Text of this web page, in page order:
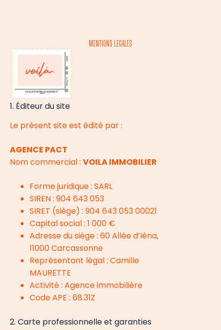
MENTIONS LEGALES
1. Éditeur du site
Le présent site est édité par :
AGENCE PACT
Nom commercial : VOILA IMMOBILIER
Forme juridique : SARL
SIREN : 904 643 053
SIRET (siège) : 904 643 053 00021
Capital social : 1 000 €
Adresse du siège : 60 Allée d’Iéna,
11000 Carcassonne
Représentant légal : Camille
MAURETTE
Activité : Agence immobilière
Code APE : 68.31Z
2. Carte professionnelle et garanties